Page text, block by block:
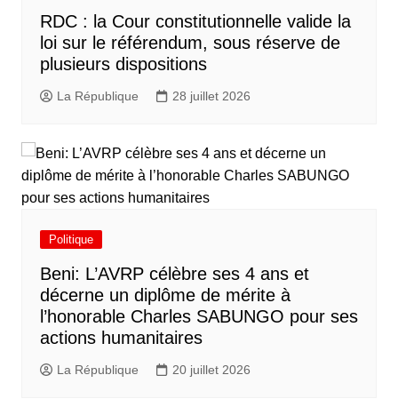
RDC : la Cour constitutionnelle valide la
loi sur le référendum, sous réserve de
plusieurs dispositions
La République 28 juillet 2026
Politique
Beni: L’AVRP célèbre ses 4 ans et
décerne un diplôme de mérite à
l’honorable Charles SABUNGO pour ses
actions humanitaires
La République 20 juillet 2026